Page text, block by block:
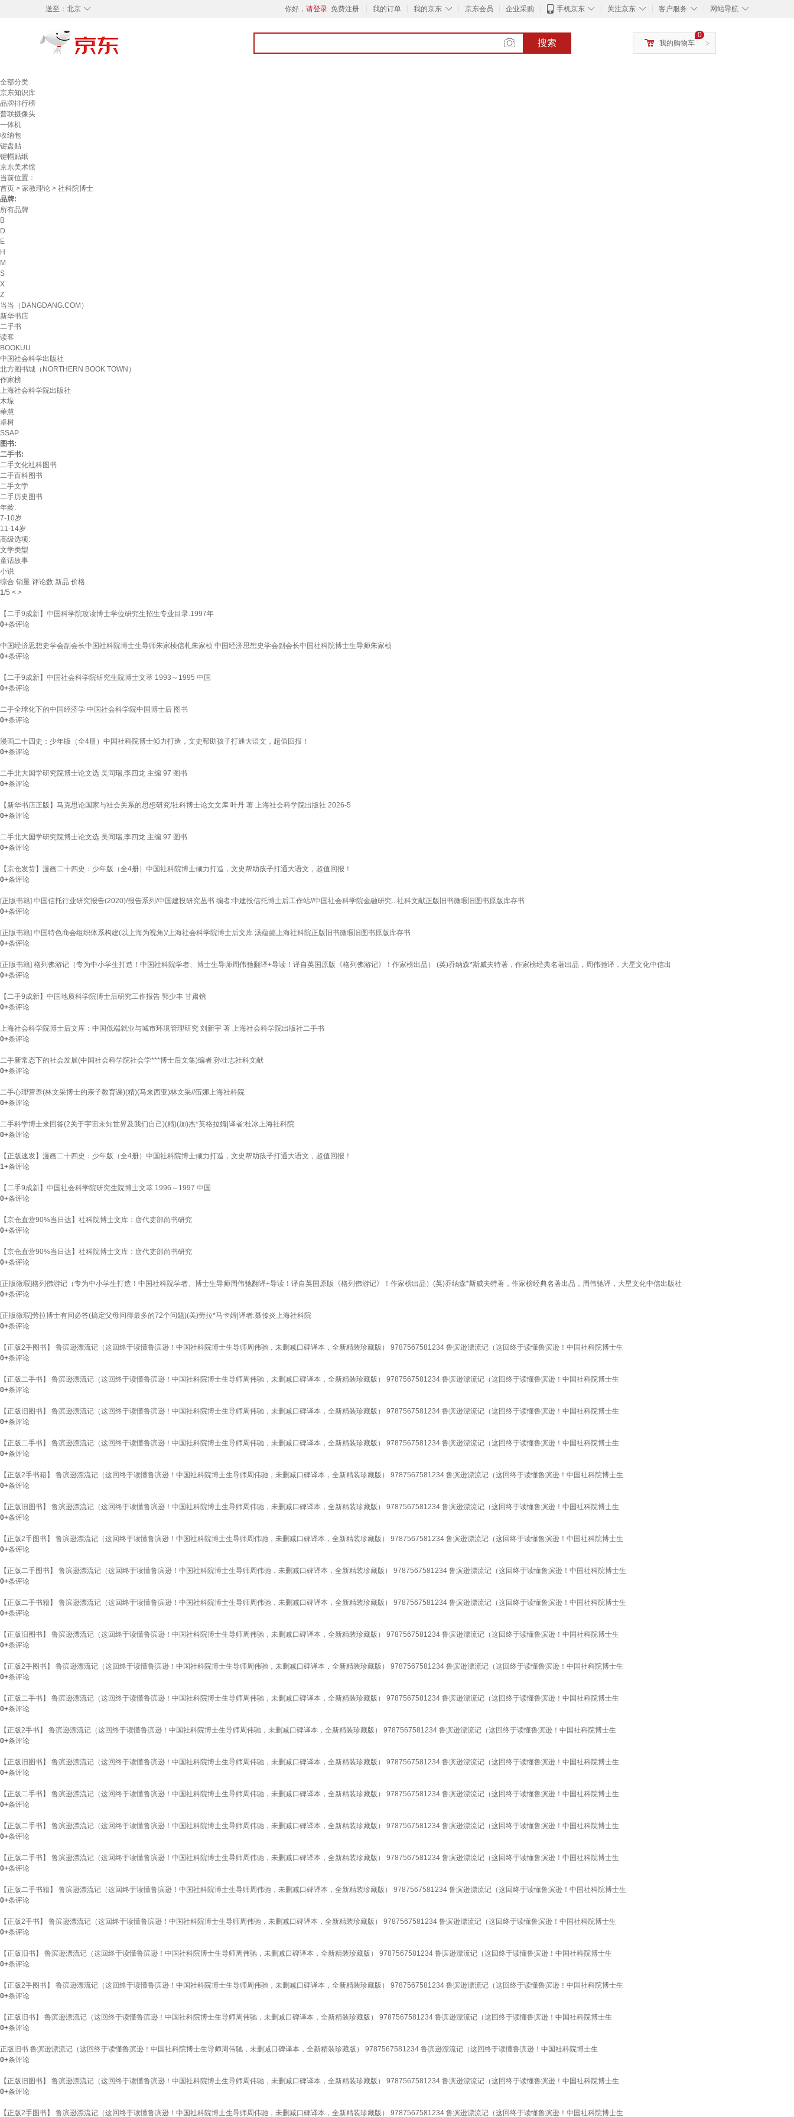
◇
送至： 北京 你好， 请登录 免费注册 我的订单 ◇
我的京东 京东会员 企业采购 ◇
手机京东 ◇
关注京东 ◇
客户服务 ◇
网站导航
搜索 >
0
我的购物车
全部分类
京东知识库
品牌排行榜
普联摄像头
一体机
收纳包
键盘贴
键帽贴纸
京东美术馆
当前位置：
首页 > 家教理论 > 社科院博士
品牌:
所有品牌
B
D
E
H
M
S
X
Z
当当（DANGDANG.COM）
新华书店
二手书
读客
BOOKUU
中国社会科学出版社
北方图书城（NORTHERN BOOK TOWN）
作家榜
上海社会科学院出版社
木垛
華慧
卓树
SSAP
图书:
二手书:
二手文化社科图书
二手百科图书
二手文学
二手历史图书
年龄:
7-10岁
11-14岁
高级选项:
文学类型
童话故事
小说
综合 销量 评论数 新品 价格
1/5 < >
【二手9成新】中国科学院攻读博士学位研究生招生专业目录.1997年
0+条评论
中国经济思想史学会副会长中国社科院博士生导师朱家桢信札朱家桢 中国经济思想史学会副会长中国社科院博士生导师朱家桢
0+条评论
【二手9成新】中国社会科学院研究生院博士文萃 1993～1995 中国
0+条评论
二手全球化下的中国经济学 中国社会科学院中国博士后 图书
0+条评论
漫画二十四史：少年版（全4册）中国社科院博士倾力打造，文史帮助孩子打通大语文，超值回报！
0+条评论
二手北大国学研究院博士论文选 吴同瑞,李四龙 主编 97 图书
0+条评论
【新华书店正版】马克思论国家与社会关系的思想研究/社科博士论文文库 叶丹 著 上海社会科学院出版社 2026-5
0+条评论
二手北大国学研究院博士论文选 吴同瑞,李四龙 主编 97 图书
0+条评论
【京仓发货】漫画二十四史：少年版（全4册）中国社科院博士倾力打造，文史帮助孩子打通大语文，超值回报！
0+条评论
[正版书籍] 中国信托行业研究报告(2020)/报告系列/中国建投研究丛书 编者:中建投信托博士后工作站//中国社会科学院金融研究...社科文献正版旧书微瑕旧图书原版库存书
0+条评论
[正版书籍] 中国特色商会组织体系构建(以上海为视角)/上海社会科学院博士后文库 汤蕴懿上海社科院正版旧书微瑕旧图书原版库存书
0+条评论
[正版书籍] 格列佛游记（专为中小学生打造！中国社科院学者、博士生导师周伟驰翻译+导读！译自英国原版《格列佛游记》！作家榜出品） (英)乔纳森*斯威夫特著，作家榜经典名著出品，周伟驰译，大星文化中信出
0+条评论
【二手9成新】中国地质科学院博士后研究工作报告 郭少丰 甘肃镜
0+条评论
上海社会科学院博士后文库：中国低端就业与城市环境管理研究 刘新宇 著 上海社会科学院出版社二手书
0+条评论
二手新常态下的社会发展(中国社会科学院社会学***博士后文集)编者:孙壮志社科文献
0+条评论
二手心理营养(林文采博士的亲子教育课)(精)(马来西亚)林文采//伍娜上海社科院
0+条评论
二手科学博士来回答(2关于宇宙未知世界及我们自己)(精)(加)杰*英格拉姆|译者:杜冰上海社科院
0+条评论
【正版速发】漫画二十四史：少年版（全4册）中国社科院博士倾力打造，文史帮助孩子打通大语文，超值回报！
1+条评论
【二手9成新】中国社会科学院研究生院博士文萃 1996～1997 中国
0+条评论
【京仓直营90%当日达】社科院博士文库：唐代吏部尚书研究
0+条评论
【京仓直营90%当日达】社科院博士文库：唐代吏部尚书研究
0+条评论
[正版微瑕]格列佛游记（专为中小学生打造！中国社科院学者、博士生导师周伟驰翻译+导读！译自英国原版《格列佛游记》！作家榜出品）(英)乔纳森*斯威夫特著，作家榜经典名著出品，周伟驰译，大星文化中信出版社
0+条评论
[正版微瑕]劳拉博士有问必答(搞定父母问得最多的72个问题)(美)劳拉*马卡姆|译者:聂传炎上海社科院
0+条评论
【正版2手图书】 鲁滨逊漂流记（这回终于读懂鲁滨逊！中国社科院博士生导师周伟驰，未删减口碑译本，全新精装珍藏版） 9787567581234 鲁滨逊漂流记（这回终于读懂鲁滨逊！中国社科院博士生
0+条评论
【正版二手书】 鲁滨逊漂流记（这回终于读懂鲁滨逊！中国社科院博士生导师周伟驰，未删减口碑译本，全新精装珍藏版） 9787567581234 鲁滨逊漂流记（这回终于读懂鲁滨逊！中国社科院博士生
0+条评论
【正版旧图书】 鲁滨逊漂流记（这回终于读懂鲁滨逊！中国社科院博士生导师周伟驰，未删减口碑译本，全新精装珍藏版） 9787567581234 鲁滨逊漂流记（这回终于读懂鲁滨逊！中国社科院博士生
0+条评论
【正版二手书】 鲁滨逊漂流记（这回终于读懂鲁滨逊！中国社科院博士生导师周伟驰，未删减口碑译本，全新精装珍藏版） 9787567581234 鲁滨逊漂流记（这回终于读懂鲁滨逊！中国社科院博士生
0+条评论
【正版2手书籍】 鲁滨逊漂流记（这回终于读懂鲁滨逊！中国社科院博士生导师周伟驰，未删减口碑译本，全新精装珍藏版） 9787567581234 鲁滨逊漂流记（这回终于读懂鲁滨逊！中国社科院博士生
0+条评论
【正版旧图书】 鲁滨逊漂流记（这回终于读懂鲁滨逊！中国社科院博士生导师周伟驰，未删减口碑译本，全新精装珍藏版） 9787567581234 鲁滨逊漂流记（这回终于读懂鲁滨逊！中国社科院博士生
0+条评论
【正版2手图书】 鲁滨逊漂流记（这回终于读懂鲁滨逊！中国社科院博士生导师周伟驰，未删减口碑译本，全新精装珍藏版） 9787567581234 鲁滨逊漂流记（这回终于读懂鲁滨逊！中国社科院博士生
0+条评论
【正版二手图书】 鲁滨逊漂流记（这回终于读懂鲁滨逊！中国社科院博士生导师周伟驰，未删减口碑译本，全新精装珍藏版） 9787567581234 鲁滨逊漂流记（这回终于读懂鲁滨逊！中国社科院博士生
0+条评论
【正版二手书籍】 鲁滨逊漂流记（这回终于读懂鲁滨逊！中国社科院博士生导师周伟驰，未删减口碑译本，全新精装珍藏版） 9787567581234 鲁滨逊漂流记（这回终于读懂鲁滨逊！中国社科院博士生
0+条评论
【正版旧图书】 鲁滨逊漂流记（这回终于读懂鲁滨逊！中国社科院博士生导师周伟驰，未删减口碑译本，全新精装珍藏版） 9787567581234 鲁滨逊漂流记（这回终于读懂鲁滨逊！中国社科院博士生
0+条评论
【正版2手图书】 鲁滨逊漂流记（这回终于读懂鲁滨逊！中国社科院博士生导师周伟驰，未删减口碑译本，全新精装珍藏版） 9787567581234 鲁滨逊漂流记（这回终于读懂鲁滨逊！中国社科院博士生
0+条评论
【正版二手书】 鲁滨逊漂流记（这回终于读懂鲁滨逊！中国社科院博士生导师周伟驰，未删减口碑译本，全新精装珍藏版） 9787567581234 鲁滨逊漂流记（这回终于读懂鲁滨逊！中国社科院博士生
0+条评论
【正版2手书】 鲁滨逊漂流记（这回终于读懂鲁滨逊！中国社科院博士生导师周伟驰，未删减口碑译本，全新精装珍藏版） 9787567581234 鲁滨逊漂流记（这回终于读懂鲁滨逊！中国社科院博士生
0+条评论
【正版旧图书】 鲁滨逊漂流记（这回终于读懂鲁滨逊！中国社科院博士生导师周伟驰，未删减口碑译本，全新精装珍藏版） 9787567581234 鲁滨逊漂流记（这回终于读懂鲁滨逊！中国社科院博士生
0+条评论
【正版二手书】 鲁滨逊漂流记（这回终于读懂鲁滨逊！中国社科院博士生导师周伟驰，未删减口碑译本，全新精装珍藏版） 9787567581234 鲁滨逊漂流记（这回终于读懂鲁滨逊！中国社科院博士生
0+条评论
【正版二手书】 鲁滨逊漂流记（这回终于读懂鲁滨逊！中国社科院博士生导师周伟驰，未删减口碑译本，全新精装珍藏版） 9787567581234 鲁滨逊漂流记（这回终于读懂鲁滨逊！中国社科院博士生
0+条评论
【正版二手书】 鲁滨逊漂流记（这回终于读懂鲁滨逊！中国社科院博士生导师周伟驰，未删减口碑译本，全新精装珍藏版） 9787567581234 鲁滨逊漂流记（这回终于读懂鲁滨逊！中国社科院博士生
0+条评论
【正版二手书籍】 鲁滨逊漂流记（这回终于读懂鲁滨逊！中国社科院博士生导师周伟驰，未删减口碑译本，全新精装珍藏版） 9787567581234 鲁滨逊漂流记（这回终于读懂鲁滨逊！中国社科院博士生
0+条评论
【正版2手书】 鲁滨逊漂流记（这回终于读懂鲁滨逊！中国社科院博士生导师周伟驰，未删减口碑译本，全新精装珍藏版） 9787567581234 鲁滨逊漂流记（这回终于读懂鲁滨逊！中国社科院博士生
0+条评论
【正版旧书】 鲁滨逊漂流记（这回终于读懂鲁滨逊！中国社科院博士生导师周伟驰，未删减口碑译本，全新精装珍藏版） 9787567581234 鲁滨逊漂流记（这回终于读懂鲁滨逊！中国社科院博士生
0+条评论
【正版2手图书】 鲁滨逊漂流记（这回终于读懂鲁滨逊！中国社科院博士生导师周伟驰，未删减口碑译本，全新精装珍藏版） 9787567581234 鲁滨逊漂流记（这回终于读懂鲁滨逊！中国社科院博士生
0+条评论
【正版旧书】 鲁滨逊漂流记（这回终于读懂鲁滨逊！中国社科院博士生导师周伟驰，未删减口碑译本，全新精装珍藏版） 9787567581234 鲁滨逊漂流记（这回终于读懂鲁滨逊！中国社科院博士生
0+条评论
正版旧书 鲁滨逊漂流记（这回终于读懂鲁滨逊！中国社科院博士生导师周伟驰，未删减口碑译本，全新精装珍藏版） 9787567581234 鲁滨逊漂流记（这回终于读懂鲁滨逊！中国社科院博士生
0+条评论
【正版旧图书】 鲁滨逊漂流记（这回终于读懂鲁滨逊！中国社科院博士生导师周伟驰，未删减口碑译本，全新精装珍藏版） 9787567581234 鲁滨逊漂流记（这回终于读懂鲁滨逊！中国社科院博士生
0+条评论
【正版2手图书】 鲁滨逊漂流记（这回终于读懂鲁滨逊！中国社科院博士生导师周伟驰，未删减口碑译本，全新精装珍藏版） 9787567581234 鲁滨逊漂流记（这回终于读懂鲁滨逊！中国社科院博士生